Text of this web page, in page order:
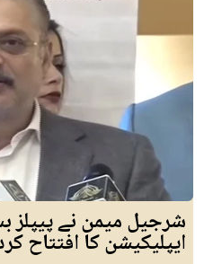
شرجیل میمن نے
ایپلیکیشن کا افتتاح